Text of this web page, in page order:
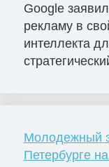
Google
рекламу в
интеллекта
Молодежный
Петербурге